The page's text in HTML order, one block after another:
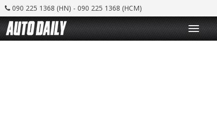
090 225 1368 (HN) - 090 225 1368 (HCM)
T
o
g